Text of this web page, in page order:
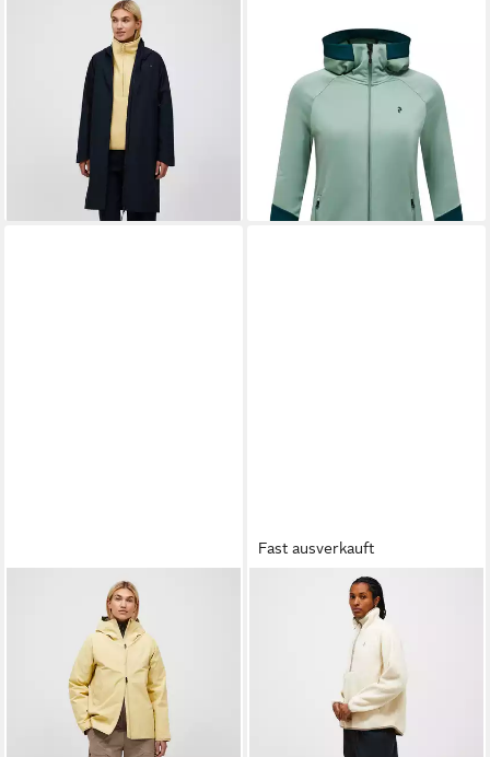
PEAK PERFORMANCE
Regenmantel W Treeline
Hipe® 2.5l Shell Parka
wasserdicht
279,99 €
lieferbar - in 4-5 Werktagen bei dir
Fleecejacke W Rider
Essentials Midlayer Zip Hood
mit sportivem Design
134,99 €
159,99 €
-16%
lieferbar - in 4-5 Werktagen bei dir
PEAK PERFORMANCE
Funktionsjacke W Treeline
Hipe® 2.5l Shell Jacket mit
sportivem Design
249,99 €
lieferbar - in 4-5 Werktagen bei dir
Fast ausverkauft
PEAK PERFORMANCE
Fleecejacke W Naturerush
Pile Half Zip mit sportivem
lieferbar - in 4-5 Werktagen bei dir